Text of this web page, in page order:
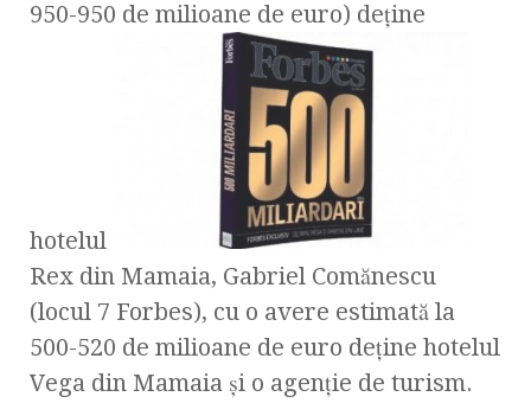
950-950 de milioane de euro) deţine
hotelul
Rex din Mamaia, Gabriel Comănescu
(locul 7 Forbes), cu o avere estimată la
500-520 de milioane de euro deţine hotelul
Vega din Mamaia şi o agenţie de turism.